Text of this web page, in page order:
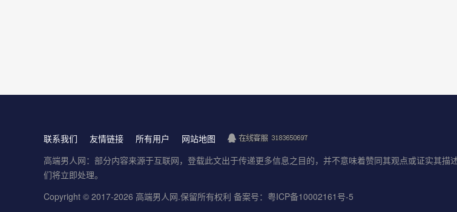
联系我们 友情链接 所有用户
网站地图
高端男人网：部分内容来源于互联网，登载此文出于传递更多信息之目的，并不意味着赞同其观点或证实其
们将立即处理。
Copyright © 2017-2026 高端男人网.保留所有权利 备案号：粤ICP备10002161号-5